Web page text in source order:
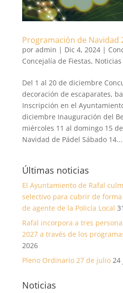
Programación de Navidad
por admin | Dic 4, 2024|
Concejalía de Fiestas, Noticias
Del 1 al 20 de diciembre
decoración de escaparates,
Inscripción en el
diciembre Inauguración del
miércoles 11 al domingo 15
Navidad de Pádel Sábado 14...
Últimas noticias
El Ayuntamiento de Rafal
selectivo para cubrir de
de agente de la Policía Local
Rafal incorpora a tres
2027 a través de los
2026
Pleno Ordinario 27 de julio 24
Noticias